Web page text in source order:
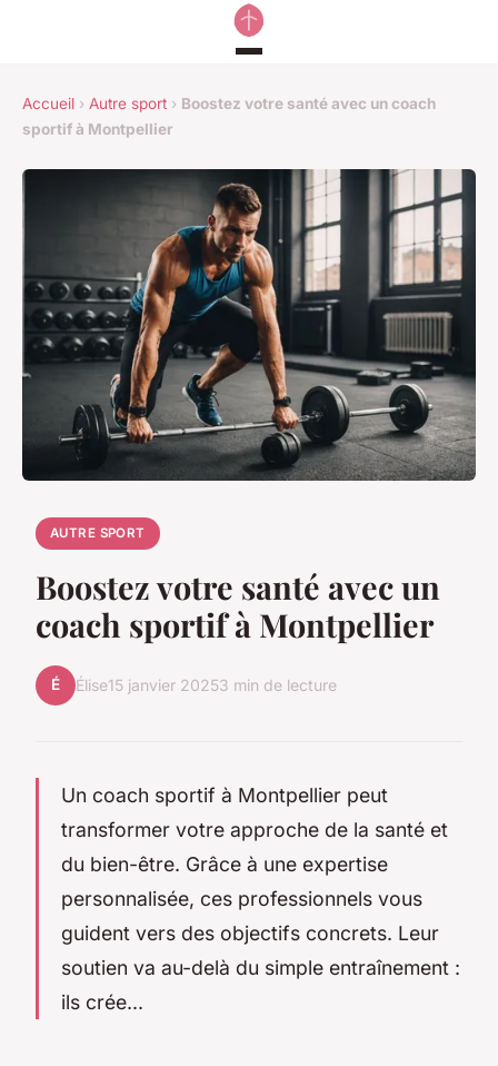
Accueil › Autre sport › Boostez votre santé avec un coach
sportif à Montpellier
AUTRE SPORT
Boostez votre santé avec un
coach sportif à Montpellier
É Élise15 janvier 20253 min de lecture
Un coach sportif à Montpellier peut
transformer votre approche de la santé et
du bien-être. Grâce à une expertise
personnalisée, ces professionnels vous
guident vers des objectifs concrets. Leur
soutien va au-delà du simple entraînement :
ils crée...